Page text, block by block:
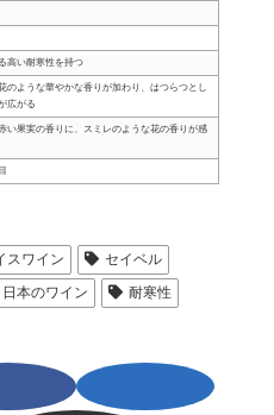
高い耐寒性を持つ
のような華やかな香りが加わり、はつらつとし
広がる
い果実の香りに、スミレのような花の香りが感
スワイン
セイベル
日本のワイン
耐寒性